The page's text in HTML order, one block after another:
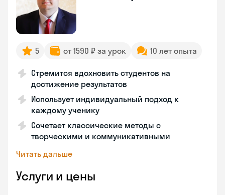
5 от 1590 ₽ за урок 10 лет опыта
Стремится вдохновить студентов на
достижение результатов
Использует индивидуальный подход к
каждому ученику
Сочетает классические методы с
творческими и коммуникативными
Читать дальше
Услуги и цены